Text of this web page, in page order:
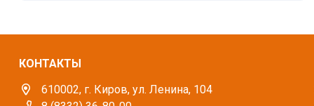
КОНТАКТЫ
610002, г. Киров, ул. Ленина, 104